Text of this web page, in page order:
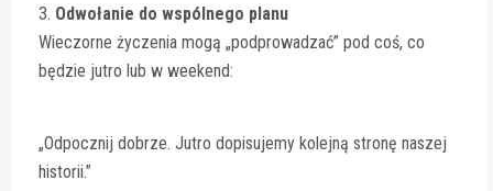
3. Odwołanie do wspólnego planu
Wieczorne życzenia mogą „podprowadzać” pod coś, co
będzie jutro lub w weekend:
„Odpocznij dobrze. Jutro dopisujemy kolejną stronę naszej
historii.”